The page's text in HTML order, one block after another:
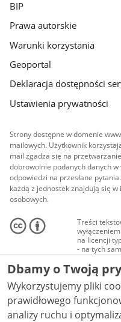
BIP
Prawa autorskie
Warunki korzystania
Geoportal
Deklaracja dostępności
Ustawienia prywatności
Strony dostępne w domenie
mailowych. Użytkownik
mail zgadza się na
dobrowolnie podanych danych
odpowiedzi na przesłane
każdą z jednostek znajdują się
osobowych.
Treści
na licencji
- na tych
Materiały
audio i
Creative
NC-ND 4.0),
Dbamy o Twoją
Wykorzystujemy pliki
prawidłowego
analizy ruchu i optymalizacji